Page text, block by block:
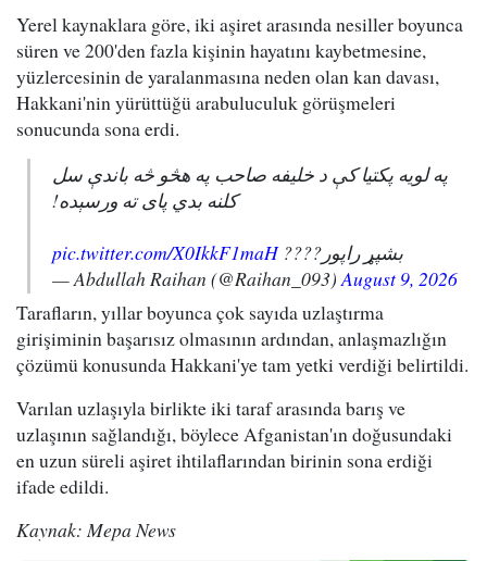
Yerel kaynaklara göre, iki aşiret arasında nesiller boyunca
süren ve 200'den fazla kişinin hayatını kaybetmesine,
yüzlercesinin de yaralanmasına neden olan kan davası,
Hakkani'nin yürüttüğü arabuluculuk görüşmeleri
sonucunda sona erdi.
په لویه پکتیا کې د خلیفه صاحب په هڅو څه باندې سل
کلنه بدي پای ته ورسېده!
بشپړ راپور????pic.twitter.com/X0IkkF1maH
— Abdullah Raihan (@Raihan_093)August 9, 2026
Tarafların, yıllar boyunca çok sayıda uzlaştırma
girişiminin başarısız olmasının ardından, anlaşmazlığın
çözümü konusunda Hakkani'ye tam yetki verdiği belirtildi.
Varılan uzlaşıyla birlikte iki taraf arasında barış ve
uzlaşının sağlandığı, böylece Afganistan'ın doğusundaki
en uzun süreli aşiret ihtilaflarından birinin sona erdiği
ifade edildi.
Kaynak: Mepa News